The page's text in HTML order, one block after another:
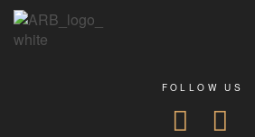
FOLLOW US